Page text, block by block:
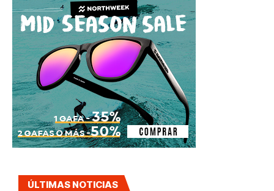
ÚLTIMAS NOTICIAS